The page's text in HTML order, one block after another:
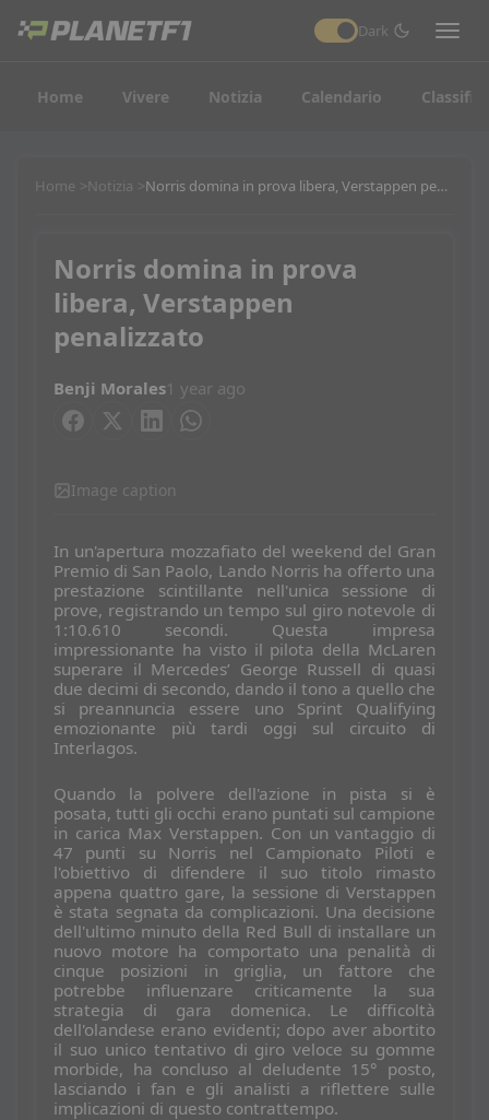
Dark
Home Vivere Notizia Calendario
Home Notizia Norris domina in prova libera, Verstappen penalizzato
Norris domina in prova
libera, Verstappen
penalizzato
Benji Morales 1 year ago
Image caption
In un'apertura mozzafiato del weekend del Gran
Premio di San Paolo, Lando Norris ha offerto una
prestazione scintillante nell'unica sessione di
prove, registrando un tempo sul giro notevole di
1:10.610 secondi. Questa impresa
impressionante ha visto il pilota della McLaren
superare il Mercedes’ George Russell di quasi
due decimi di secondo, dando il tono a quello che
si preannuncia essere uno Sprint Qualifying
emozionante più tardi oggi sul circuito di
Interlagos.
Quando la polvere dell'azione in pista si è
posata, tutti gli occhi erano puntati sul campione
in carica Max Verstappen. Con un vantaggio di
47 punti su Norris nel Campionato Piloti e
l'obiettivo di difendere il suo titolo rimasto
appena quattro gare, la sessione di Verstappen
è stata segnata da complicazioni. Una decisione
dell'ultimo minuto della Red Bull di installare un
nuovo motore ha comportato una penalità di
cinque posizioni in griglia, un fattore che
potrebbe influenzare criticamente la sua
strategia di gara domenica. Le difficoltà
dell'olandese erano evidenti; dopo aver abortito
il suo unico tentativo di giro veloce su gomme
morbide, ha concluso al deludente 15° posto,
lasciando i fan e gli analisti a riflettere sulle
implicazioni di questo contrattempo.